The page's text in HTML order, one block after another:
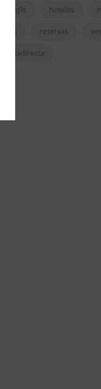
google hoteles
OTA reservas
ventadirecta